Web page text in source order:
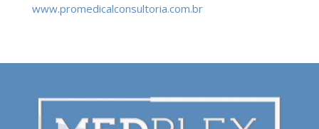
www.promedicalconsultoria.com.br